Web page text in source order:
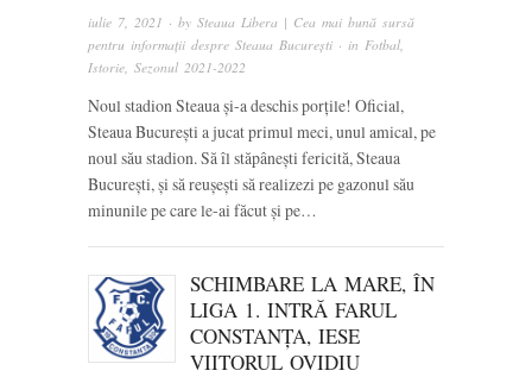
iulie 7, 2021 · by Steaua Libera | Cea mai bună sursă
pentru informații despre Steaua București · in Fotbal,
Istorie, Sezonul 2021-2022
Noul stadion Steaua și-a deschis porțile! Oficial,
Steaua București a jucat primul meci, unul amical, pe
noul său stadion. Să îl stăpânești fericită, Steaua
București, și să reușești să realizezi pe gazonul său
minunile pe care le-ai făcut și pe…
SCHIMBARE LA MARE, ÎN
LIGA 1. INTRĂ FARUL
CONSTANȚA, IESE
VIITORUL OVIDIU